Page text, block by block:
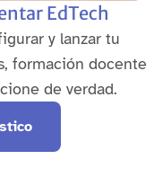
EdTech
y lanzar tu
formación docente
de verdad.